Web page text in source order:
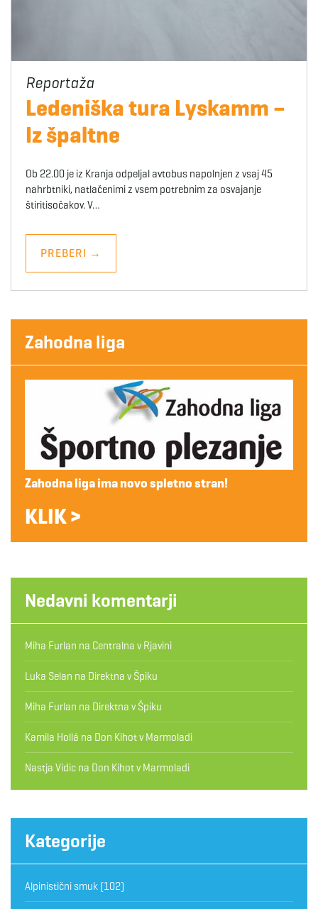
Ledeniška tura Lyskamm –
Iz špaltne
Ob 22.00 je iz Kranja odpeljal avtobus napolnjen z vsaj 45
nahrbtniki, natlačenimi z vsem potrebnim za osvajanje
štiritisočakov. V…
PREBERI →
Zahodna liga
Zahodna liga ima novo spletno stran!
KLIK >
Nedavni komentarji
Miha Furlan na Centralna v Rjavini
Luka Selan na Direktna v Špiku
Miha Furlan na Direktna v Špiku
Kamila Hollá na Don Kihot v Marmoladi
Nastja Vidic na Don Kihot v Marmoladi
Kategorije
Alpinistični smuk (102)